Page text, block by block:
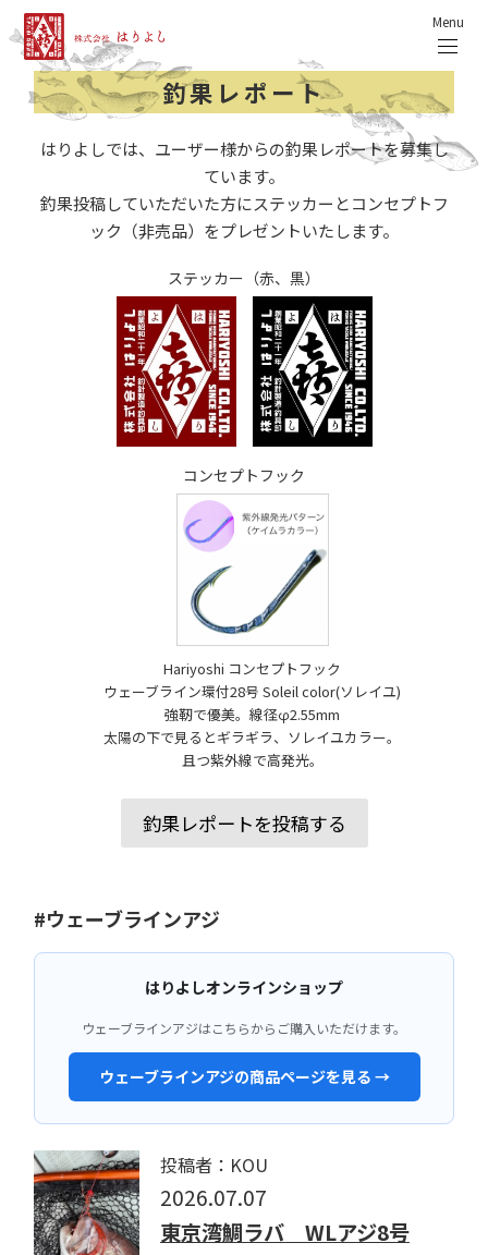
Menu
釣果レポート
はりよしでは、ユーザー様からの釣果レポートを募集し
ています。
釣果投稿していただいた方にステッカーとコンセプトフ
ック（非売品）をプレゼントいたします。
ステッカー（赤、黒）
コンセプトフック
Hariyoshi コンセプトフック
ウェーブライン環付28号 Soleil color(ソレイユ)
強靭で優美。線径φ2.55mm
太陽の下で見るとギラギラ、ソレイユカラー。
且つ紫外線で高発光。
釣果レポートを投稿する
#ウェーブラインアジ
はりよしオンラインショップ
ウェーブラインアジはこちらからご購入いただけます。
ウェーブラインアジの商品ページを見る →
投稿者：KOU
2026.07.07
東京湾鯛ラバ WLアジ8号